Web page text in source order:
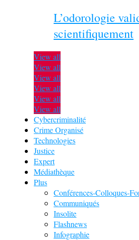
L’odorologie
scientifiquement
View all
View all
View all
View all
View all
View all
Cybercriminalité
Crime Organisé
Technologies
Justice
Expert
Médiathèque
Plus
Conférences-Colloques-
Communiqués
Insolite
Flashnews
Infographie